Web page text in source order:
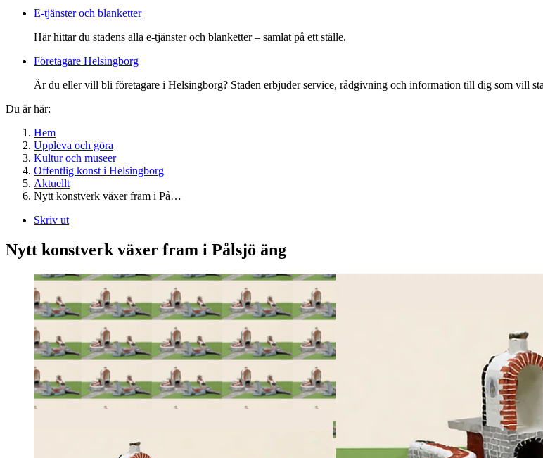
E-tjänster och blanketter
Här hittar du stadens alla e-tjänster och blanketter – samlat på ett ställe.
Företagare Helsingborg
Är du eller vill bli företagare i Helsingborg? Staden erbjuder service, rådgivning och information till dig som vill
Du är här:
Hem
Uppleva och göra
Kultur och museer
Offentlig konst i Helsingborg
Aktuellt
Nytt konstverk växer fram i På…
Skriv ut
Nytt konstverk växer fram i Pålsjö äng